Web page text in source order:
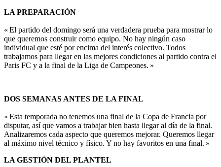
LA PREPARACIÓN
« El partido del domingo será una verdadera prueba para mostrar lo
que queremos construir como equipo. No hay ningún caso
individual que esté por encima del interés colectivo. Todos
trabajamos para llegar en las mejores condiciones al partido contra el
Paris FC y a la final de la Liga de Campeones. »
DOS SEMANAS ANTES DE LA FINAL
« Esta temporada no tenemos una final de la Copa de Francia por
disputar, así que vamos a trabajar bien hasta llegar al día de la final.
Analizaremos cada aspecto que queremos mejorar. Queremos llegar
al máximo nivel técnico y físico. Y no hay favoritos en una final. »
LA GESTIÓN DEL PLANTEL